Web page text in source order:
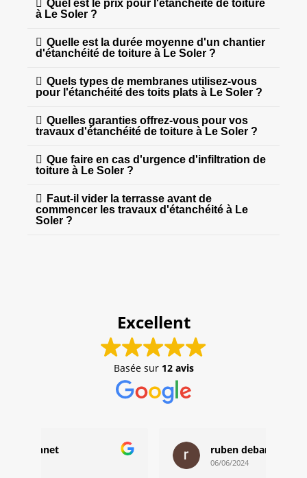
Quel est le prix pour l'étanchéité de toiture
à Le Soler ?
Quelle est la durée moyenne d'un chantier
d'étanchéité de toiture à Le Soler ?
Quels types de membranes utilisez-vous
pour l'étanchéité des toits plats à Le Soler ?
Quelles garanties offrez-vous pour vos
travaux d'étanchéité de toiture à Le Soler ?
Que faire en cas d'urgence d'infiltration de
toiture à Le Soler ?
Faut-il vider la terrasse avant de
commencer les travaux d'étanchéité à Le
Soler ?
Excellent
Basée sur 12 avis
ruben debard